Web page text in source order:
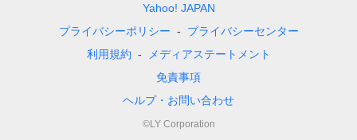
Yahoo! JAPAN
プライバシーポリシー
プライバシーセンター
利用規約
メディアステートメント
免責事項
ヘルプ・お問い合わせ
©LY Corporation